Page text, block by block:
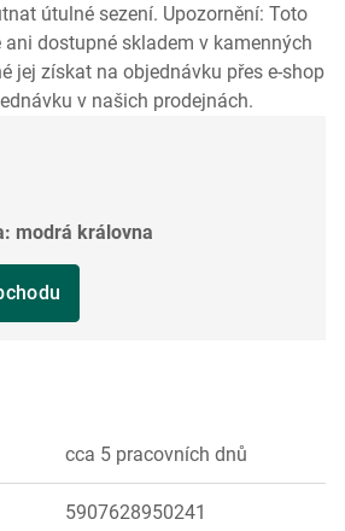
útulné sezení. Upozornění: Toto
dostupné skladem v kamenných
jej získat na objednávku přes e-shop
v našich prodejnách.
modrá královna
cca 5 pracovních dnů
5907628950241